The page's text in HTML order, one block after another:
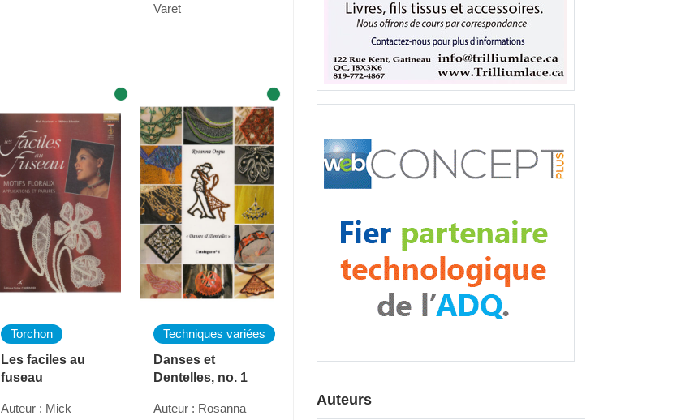
Varet
Torchon
Les faciles au
fuseau
Auteur : Mick
Techniques variées
Danses et
Dentelles, no. 1
Auteur : Rosanna
Auteurs